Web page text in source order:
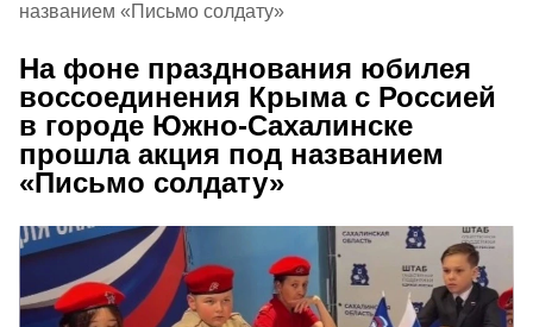
названием «Письмо солдату»
На фоне празднования юбилея
воссоединения Крыма с Россией
в городе Южно-Сахалинске
прошла акция под названием
«Письмо солдату»